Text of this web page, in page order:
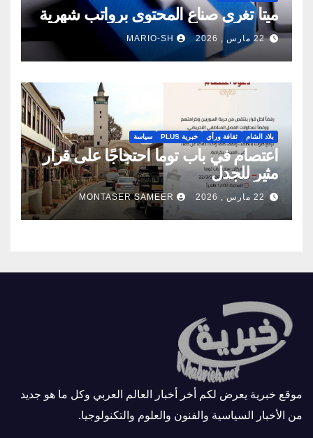
ميتا تغري صناع المحتوى برواتب شهرية
22 مارس , 2026 MARIO-SH
بلاد الشام ثقافة ورأي خبرية PLUS سياسة
اعتصام في باب توما احتجاجًا على قرار
مثير للجدل
22 مارس , 2026 MONTASER SAMEER
موقع خبرية يعرض لكم أخر أخبار العالم العربي وكل ما هو جديد
من الأخبار السياسية والفنون والعلوم والتكنولوجيا.